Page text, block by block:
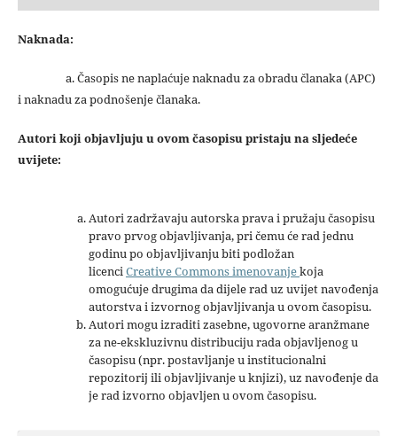
Naknada:
a. Časopis ne naplaćuje naknadu za obradu članaka (APC)
i naknadu za podnošenje članaka.
Autori koji objavljuju u ovom časopisu pristaju na sljedeće
uvijete:
Autori zadržavaju autorska prava i pružaju časopisu
pravo prvog objavljivanja, pri čemu će rad jednu
godinu po objavljivanju biti podložan
licenciCreative Commons imenovanjekoja
omogućuje drugima da dijele rad uz uvijet navođenja
autorstva i izvornog objavljivanja u ovom časopisu.
Autori mogu izraditi zasebne, ugovorne aranžmane
za ne-ekskluzivnu distribuciju rada objavljenog u
časopisu (npr. postavljanje u institucionalni
repozitorij ili objavljivanje u knjizi), uz navođenje da
je rad izvorno objavljen u ovom časopisu.